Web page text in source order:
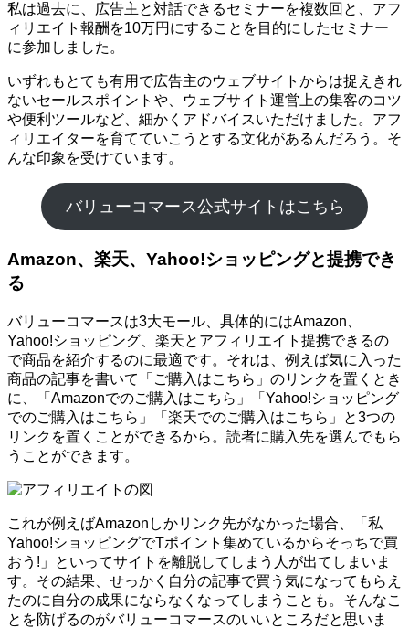
私は過去に、広告主と対話できるセミナーを複数回と、アフ
ィリエイト報酬を10万円にすることを目的にしたセミナー
に参加しました。
いずれもとても有用で広告主のウェブサイトからは捉えきれ
ないセールスポイントや、ウェブサイト運営上の集客のコツ
や便利ツールなど、細かくアドバイスいただけました。アフ
ィリエイターを育てていこうとする文化があるんだろう。そ
んな印象を受けています。
バリューコマース公式サイトはこちら
Amazon、楽天、Yahoo!ショッピングと提携でき
る
バリューコマースは3大モール、具体的にはAmazon、
Yahoo!ショッピング、楽天とアフィリエイト提携できるの
で商品を紹介するのに最適です。それは、例えば気に入った
商品の記事を書いて「ご購入はこちら」のリンクを置くとき
に、「Amazonでのご購入はこちら」「Yahoo!ショッピング
でのご購入はこちら」「楽天でのご購入はこちら」と3つの
リンクを置くことができるから。読者に購入先を選んでもら
うことができます。
これが例えばAmazonしかリンク先がなかった場合、「私
Yahoo!ショッピングでTポイント集めているからそっちで買
おう!」といってサイトを離脱してしまう人が出てしまいま
す。その結果、せっかく自分の記事で買う気になってもらえ
たのに自分の成果にならなくなってしまうことも。そんなこ
とを防げるのがバリューコマースのいいところだと思いま